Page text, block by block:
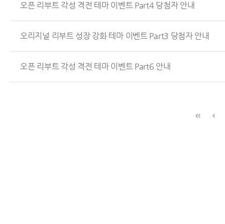
오픈 리부트 각성 격전 테마 이벤트 Part4 당첨자 안내
오리지널 리부트 성장 강화 테마 이벤트 Part3 당첨자 안내
오픈 리부트 각성 격전 테마 이벤트 Part6 안내